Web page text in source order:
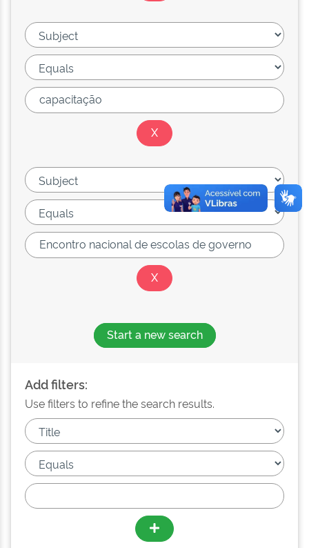
Start a new search
Add filters:
Use filters to refine the search results.